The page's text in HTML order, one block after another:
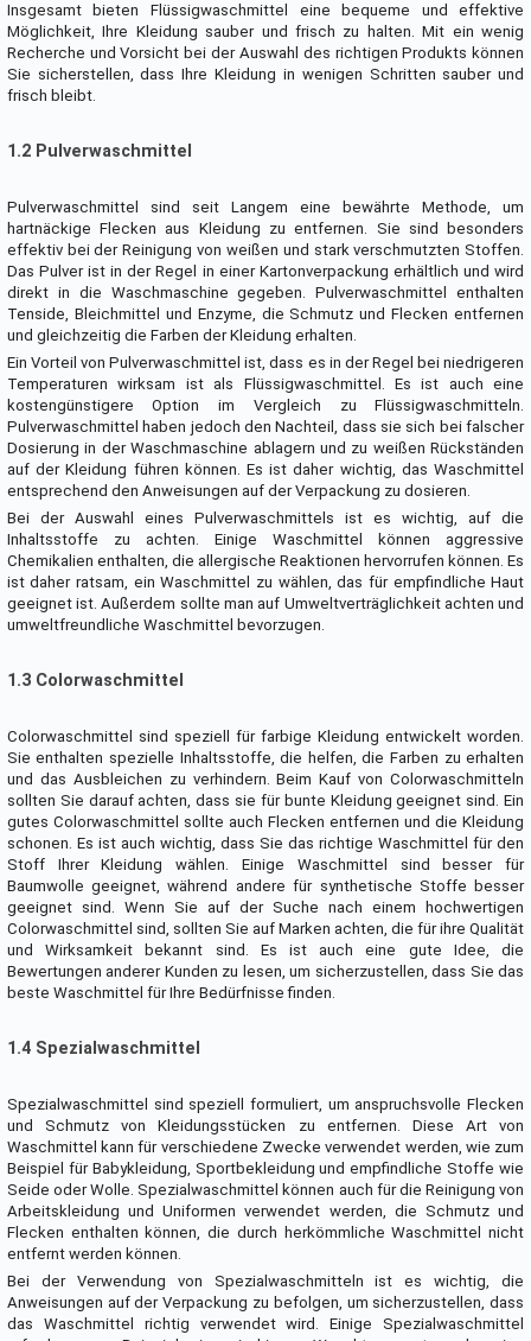
Insgesamt bieten Flüssigwaschmittel eine bequeme und effektive
Möglichkeit, Ihre Kleidung sauber und frisch zu halten. Mit ein wenig
Recherche und Vorsicht bei der Auswahl des richtigen Produkts können
Sie sicherstellen, dass Ihre Kleidung in wenigen Schritten sauber und
frisch bleibt.
1.2 Pulverwaschmittel
Pulverwaschmittel sind seit Langem eine bewährte Methode, um
hartnäckige Flecken aus Kleidung zu entfernen. Sie sind besonders
effektiv bei der Reinigung von weißen und stark verschmutzten Stoffen.
Das Pulver ist in der Regel in einer Kartonverpackung erhältlich und wird
direkt in die Waschmaschine gegeben. Pulverwaschmittel enthalten
Tenside, Bleichmittel und Enzyme, die Schmutz und Flecken entfernen
und gleichzeitig die Farben der Kleidung erhalten.
Ein Vorteil von Pulverwaschmittel ist, dass es in der Regel bei niedrigeren
Temperaturen wirksam ist als Flüssigwaschmittel. Es ist auch eine
kostengünstigere Option im Vergleich zu Flüssigwaschmitteln.
Pulverwaschmittel haben jedoch den Nachteil, dass sie sich bei falscher
Dosierung in der Waschmaschine ablagern und zu weißen Rückständen
auf der Kleidung führen können. Es ist daher wichtig, das Waschmittel
entsprechend den Anweisungen auf der Verpackung zu dosieren.
Bei der Auswahl eines Pulverwaschmittels ist es wichtig, auf die
Inhaltsstoffe zu achten. Einige Waschmittel können aggressive
Chemikalien enthalten, die allergische Reaktionen hervorrufen können. Es
ist daher ratsam, ein Waschmittel zu wählen, das für empfindliche Haut
geeignet ist. Außerdem sollte man auf Umweltverträglichkeit achten und
umweltfreundliche Waschmittel bevorzugen.
1.3 Colorwaschmittel
Colorwaschmittel sind speziell für farbige Kleidung entwickelt worden.
Sie enthalten spezielle Inhaltsstoffe, die helfen, die Farben zu erhalten
und das Ausbleichen zu verhindern. Beim Kauf von Colorwaschmitteln
sollten Sie darauf achten, dass sie für bunte Kleidung geeignet sind. Ein
gutes Colorwaschmittel sollte auch Flecken entfernen und die Kleidung
schonen. Es ist auch wichtig, dass Sie das richtige Waschmittel für den
Stoff Ihrer Kleidung wählen. Einige Waschmittel sind besser für
Baumwolle geeignet, während andere für synthetische Stoffe besser
geeignet sind. Wenn Sie auf der Suche nach einem hochwertigen
Colorwaschmittel sind, sollten Sie auf Marken achten, die für ihre Qualität
und Wirksamkeit bekannt sind. Es ist auch eine gute Idee, die
Bewertungen anderer Kunden zu lesen, um sicherzustellen, dass Sie das
beste Waschmittel für Ihre Bedürfnisse finden.
1.4 Spezialwaschmittel
Spezialwaschmittel sind speziell formuliert, um anspruchsvolle Flecken
und Schmutz von Kleidungsstücken zu entfernen. Diese Art von
Waschmittel kann für verschiedene Zwecke verwendet werden, wie zum
Beispiel für Babykleidung, Sportbekleidung und empfindliche Stoffe wie
Seide oder Wolle. Spezialwaschmittel können auch für die Reinigung von
Arbeitskleidung und Uniformen verwendet werden, die Schmutz und
Flecken enthalten können, die durch herkömmliche Waschmittel nicht
entfernt werden können.
Bei der Verwendung von Spezialwaschmitteln ist es wichtig, die
Anweisungen auf der Verpackung zu befolgen, um sicherzustellen, dass
das Waschmittel richtig verwendet wird. Einige Spezialwaschmittel